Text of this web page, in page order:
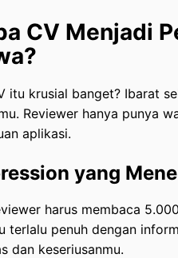
CV Menjadi
itu krusial banget? Ibarat
Reviewer hanya punya
aplikasi.
yang
harus membaca
terlalu penuh dengan
dan keseriusanmu.